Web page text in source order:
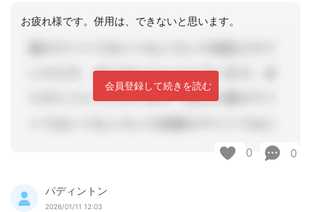
お疲れ様です。併用は、できないと思います。
会員登録して続きを読む
0 0
パディントン
2026/01/11 12:03